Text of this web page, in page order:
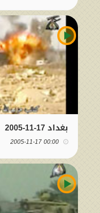
بغداد 17-11-2005
00:00 2005-11-17